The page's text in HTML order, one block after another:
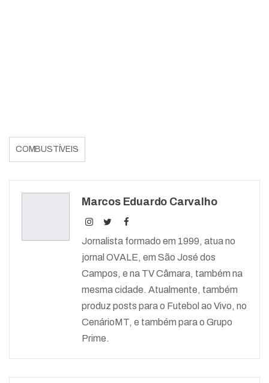
COMBUSTÍVEIS
Marcos Eduardo Carvalho
Jornalista formado em 1999, atua no
jornal OVALE, em São José dos
Campos, e na TV Câmara, também na
mesma cidade. Atualmente, também
produz posts para o Futebol ao Vivo, no
CenárioMT, e também para o Grupo
Prime.